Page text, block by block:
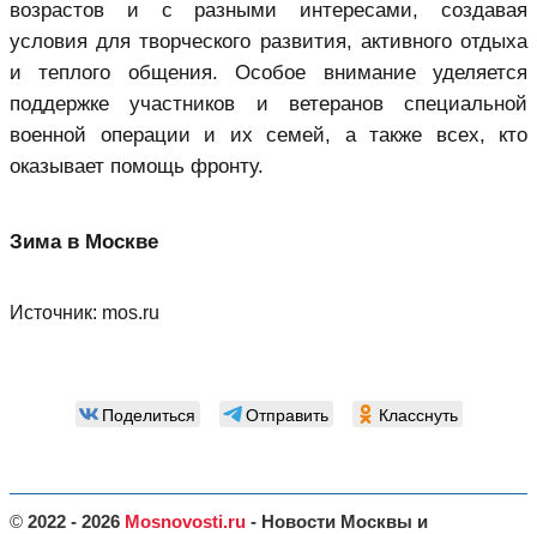
возрастов и с разными интересами, создавая
условия для творческого развития, активного отдыха
и теплого общения. Особое внимание уделяется
поддержке участников и ветеранов специальной
военной операции и их семей, а также всех, кто
оказывает помощь фронту.
Зима в Москве
Источник: mos.ru
Поделиться Отправить Класснуть
© 2022 - 2026 Mosnovosti.ru - Новости Москвы и